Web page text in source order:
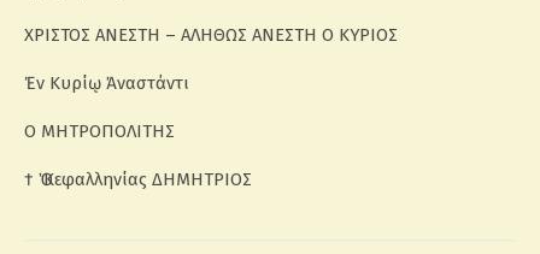
ΧΡΙΣΤΟΣ ΑΝΕΣΤΗ – ΑΛΗΘΩΣ ΑΝΕΣΤΗ Ο ΚΥΡΙΟΣ
Ἐν Κυρίῳ Ἀναστάντι
Ο ΜΗΤΡΟΠΟΛΙΤΗΣ
† Ὁ Κεφαλληνίας ΔΗΜΗΤΡΙΟΣ